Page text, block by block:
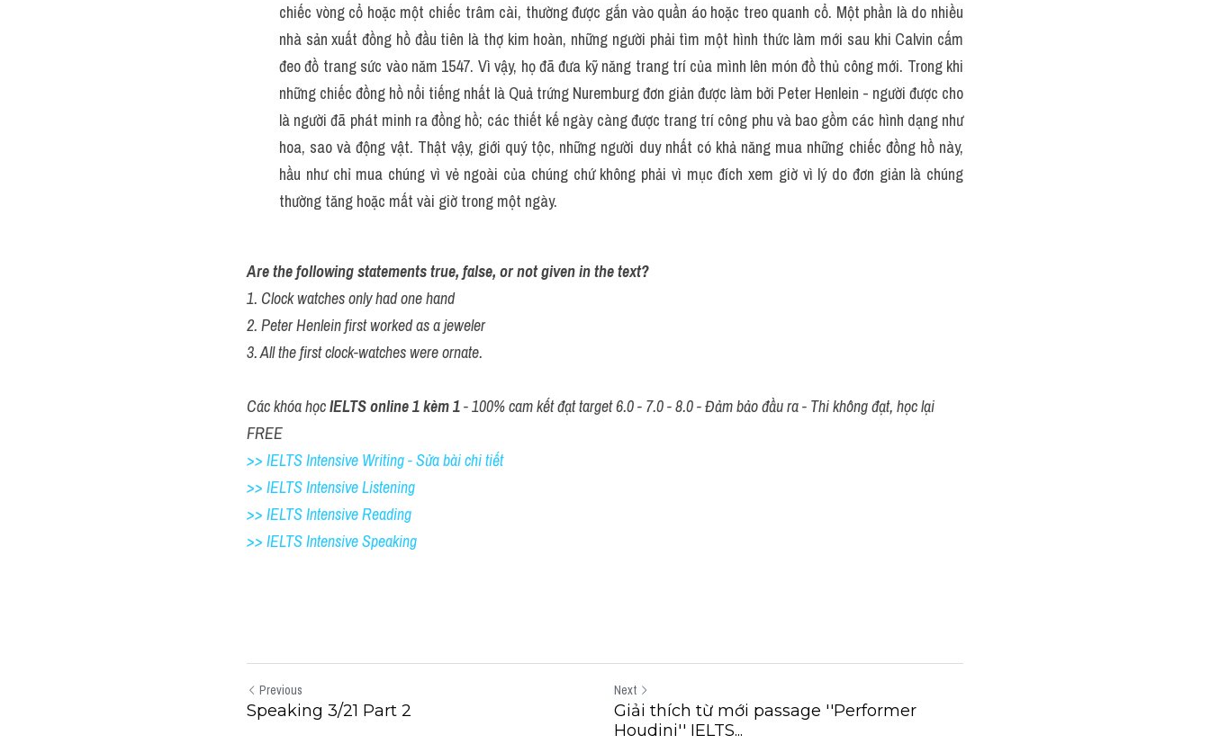
chiếc vòng cổ hoặc một chiếc trâm cài, thường được gắn vào quần áo hoặc treo quanh cổ. Một phần là do nhiều
nhà sản xuất đồng hồ đầu tiên là thợ kim hoàn, những người phải tìm một hình thức làm mới sau khi Calvin cấm
đeo đồ trang sức vào năm 1547. Vì vậy, họ đã đưa kỹ năng trang trí của mình lên món đồ thủ công mới. Trong khi
những chiếc đồng hồ nổi tiếng nhất là Quả trứng Nuremburg đơn giản được làm bởi Peter Henlein - người được cho
là người đã phát minh ra đồng hồ; các thiết kế ngày càng được trang trí công phu và bao gồm các hình dạng như
hoa, sao và động vật. Thật vậy, giới quý tộc, những người duy nhất có khả năng mua những chiếc đồng hồ này,
hầu như chỉ mua chúng vì vẻ ngoài của chúng chứ không phải vì mục đích xem giờ vì lý do đơn giản là chúng
thường tăng hoặc mất vài giờ trong một ngày.
Are the following statements true, false, or not given in the text?
1. Clock watches only had one hand
2. Peter Henlein first worked as a jeweler
3. All the first clock-watches were ornate.
Các khóa học IELTS online 1 kèm 1 - 100% cam kết đạt target 6.0 - 7.0 - 8.0 - Đảm bảo đầu ra - Thi không đạt, học lại
FREE
>> IELTS Intensive Writing - Sửa bài chi tiết
>> IELTS Intensive Listening
>> IELTS Intensive Reading
>> IELTS Intensive Speaking
Previous
Speaking 3/21 Part 2
Next
Giải thích từ mới passage ''Performer
Houdini'' IELTS...